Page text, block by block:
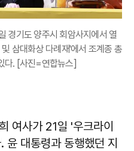
경기도 양주시 회암사지에서 열
삼대화상 다례재'에서 조계종 총
다. [사진=연합뉴스]
여사가 21일 '우크라이
윤 대통령과 동행했던 지